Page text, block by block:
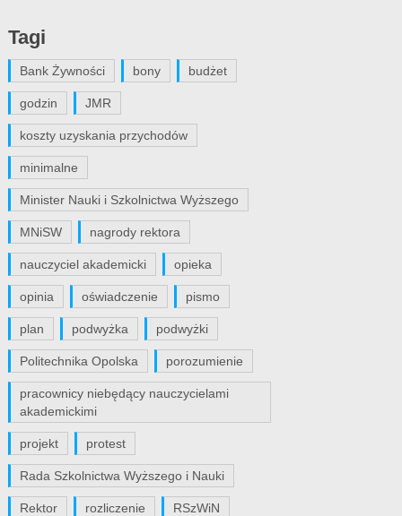
Tagi
Bank Żywności bony budżet
godzin JMR
koszty uzyskania przychodów
minimalne
Minister Nauki i Szkolnictwa Wyższego
MNiSW nagrody rektora
nauczyciel akademicki opieka
opinia oświadczenie pismo
plan podwyżka podwyżki
Politechnika Opolska porozumienie
pracownicy niebędący nauczycielami
akademickimi
projekt protest
Rada Szkolnictwa Wyższego i Nauki
Rektor rozliczenie RSzWiN